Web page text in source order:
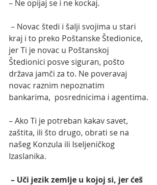
– Ne opijaj se i ne kockaj.
kraj i to preko Poštanske Štedionice,
jer Ti je novac u Poštanskoj
Štedionici posve siguran, pošto
država jamči za to. Ne poveravaj
novac raznim nepoznatim
bankarima,  posrednicima i agentima.
– Ako Ti je potreban kakav savet,
zaštita, ili što drugo, obrati se na
našeg Konzula ili Iseljeničkog
Izaslanika.